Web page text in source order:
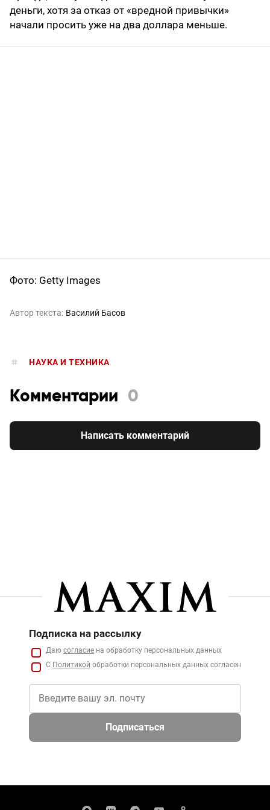
деньги, хотя за отказ от «вредной привычки»
начали просить уже на два доллара меньше.
Фото: Getty Images
Автор текста: Василий Басов
НАУКА И ТЕХНИКА
Комментарии 0
Написать комментарий
Подписка на рассылку
Даю согласие на обработку персональных данных
С Политикой обработки персональных данных согласен
Подписаться